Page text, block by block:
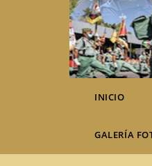
INICIO
GALERÍA